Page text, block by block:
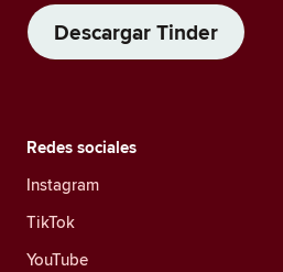
Descargar Tinder
Redes sociales
Instagram
TikTok
YouTube